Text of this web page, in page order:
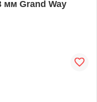
мм Grand Way